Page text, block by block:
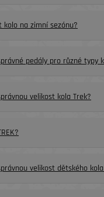
na zimní sezónu?
pedály pro různé typy
velikost kola Trek?
velikost dětského kola